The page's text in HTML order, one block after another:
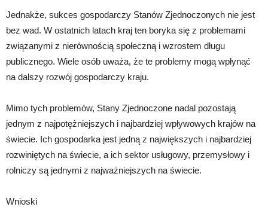
Jednakże, sukces gospodarczy Stanów Zjednoczonych nie jest
bez wad. W ostatnich latach kraj ten boryka się z problemami
związanymi z nierównością społeczną i wzrostem długu
publicznego. Wiele osób uważa, że te problemy mogą wpłynąć
na dalszy rozwój gospodarczy kraju.
Mimo tych problemów, Stany Zjednoczone nadal pozostają
jednym z najpotężniejszych i najbardziej wpływowych krajów na
świecie. Ich gospodarka jest jedną z największych i najbardziej
rozwiniętych na świecie, a ich sektor usługowy, przemysłowy i
rolniczy są jednymi z najważniejszych na świecie.
Wnioski